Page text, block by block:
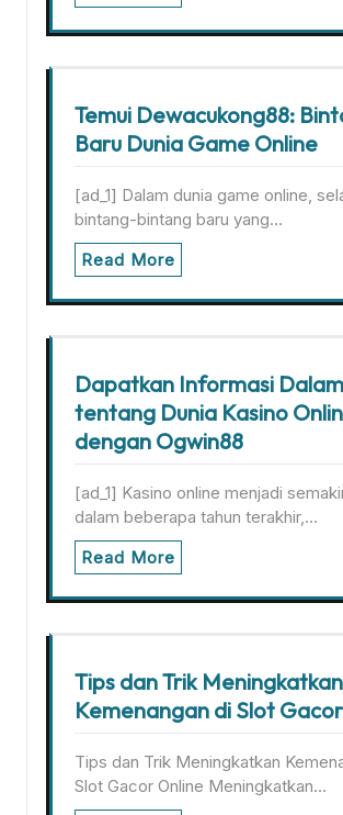
Temui Dewacukong88:
Baru Dunia Game Online
[ad_1] Dalam dunia game online,
bintang-bintang baru yang…
Read More
Dapatkan Informasi Dalam
tentang Dunia Kasino
dengan Ogwin88
[ad_1] Kasino online menjadi
dalam beberapa tahun terakhir,…
Read More
Tips dan Trik Meningkatkan
Kemenangan di Slot
Tips dan Trik Meningkatkan
Slot Gacor Online Meningkatkan…